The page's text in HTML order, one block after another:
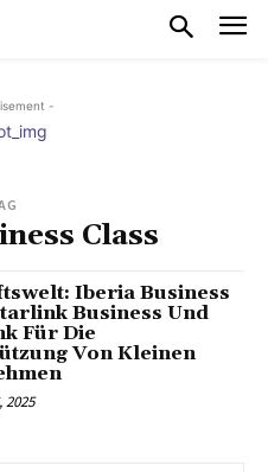
-
Class
Iberia Business
Business Und
Für Die
Von Kleinen
2025